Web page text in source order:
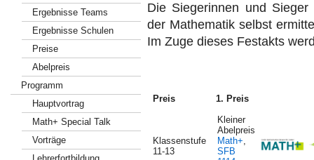
Ergebnisse Teams
Ergebnisse Schulen
Preise
Abelpreis
Programm
Hauptvortrag
Math+ Special Talk
Vorträge
Die Siegerinnen und
der Mathematik selbst
Im Zuge dieses Festakts
Preis 1. Preis
Klassenstufe
11-13
Kleiner
Abelpreis
Math+
SFB